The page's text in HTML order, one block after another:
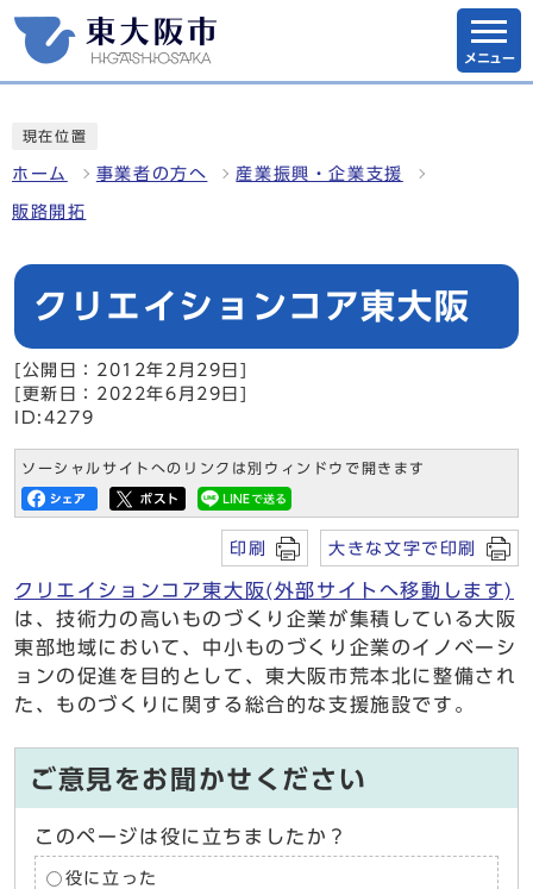
メニュー
現在位置
ホーム 事業者の方へ 産業振興・企業支援
販路開拓
クリエイションコア東大阪
[公開日：2012年2月29日]
[更新日：2022年6月29日]
ID:4279
ソーシャルサイトへのリンクは別ウィンドウで開きます
印刷 大きな文字で印刷
クリエイションコア東大阪(外部サイトへ移動します)
は、技術力の高いものづくり企業が集積している大阪
東部地域において、中小ものづくり企業のイノベーシ
ョンの促進を目的として、東大阪市荒本北に整備され
た、ものづくりに関する総合的な支援施設です。
ご意見をお聞かせください
このページは役に立ちましたか？
役に立った